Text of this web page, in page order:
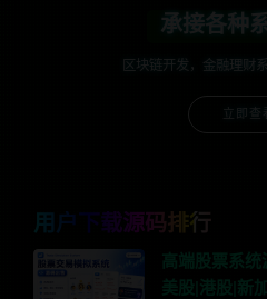
承接各种
区块链开发，金融理财
用户下载源码排行
高端股票系统
美股|港股|新